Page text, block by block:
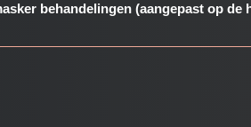
behandelingen (aangepast op